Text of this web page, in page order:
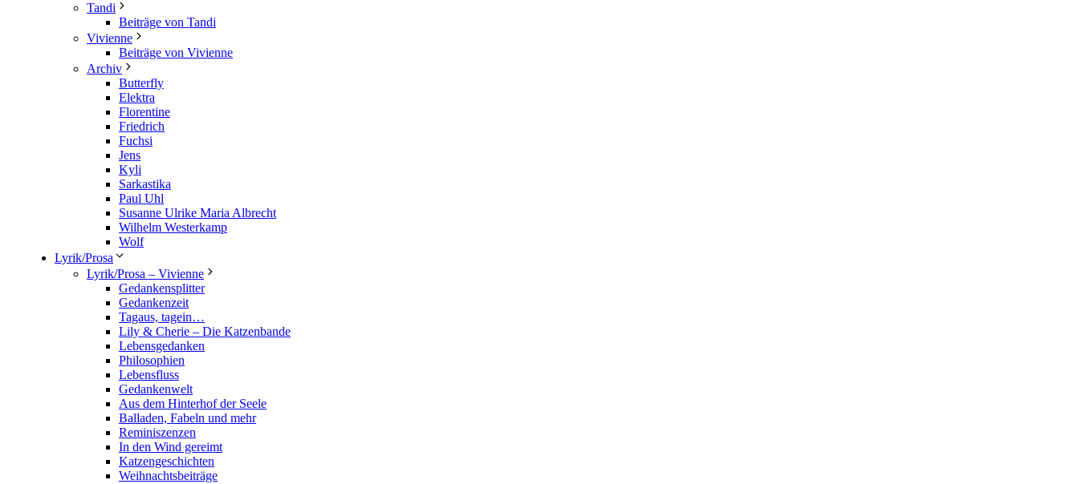
Tandi
Beiträge von Tandi
Vivienne
Beiträge von Vivienne
Archiv
Butterfly
Elektra
Florentine
Friedrich
Fuchsi
Jens
Kyli
Sarkastika
Paul Uhl
Susanne Ulrike Maria Albrecht
Wilhelm Westerkamp
Wolf
Lyrik/Prosa
Lyrik/Prosa – Vivienne
Gedankensplitter
Gedankenzeit
Tagaus, tagein…
Lily & Cherie – Die Katzenbande
Lebensgedanken
Philosophien
Lebensfluss
Gedankenwelt
Aus dem Hinterhof der Seele
Balladen, Fabeln und mehr
Reminiszenzen
In den Wind gereimt
Katzengeschichten
Weihnachtsbeiträge